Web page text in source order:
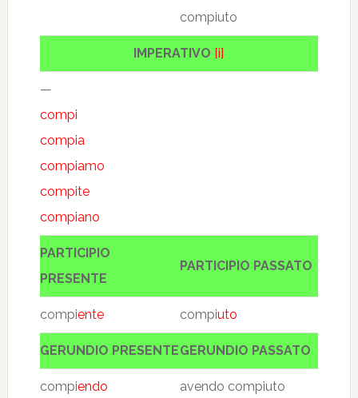
compiuto
IMPERATIVO [i]
—
compi
compia
compiamo
compite
compiano
PARTICIPIO
PRESENTE
PARTICIPIO PASSATO
compiente compiuto
GERUNDIO PRESENTEGERUNDIO PASSATO
compiendo avendo compiuto